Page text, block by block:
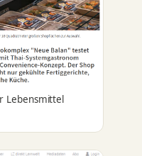
Lebensmittel